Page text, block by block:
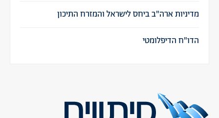
מדיניות ארה"ב ביחס לישראל והמזרח התיכון
הדו"ח הדיפלומטי